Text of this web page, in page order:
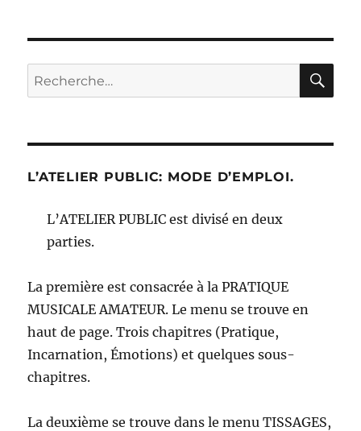
Recherche
pour :
L’ATELIER PUBLIC: MODE D’EMPLOI.
L’ATELIER PUBLIC est divisé en deux
parties.
La première est consacrée à la PRATIQUE
MUSICALE AMATEUR. Le menu se trouve en
haut de page. Trois chapitres (Pratique,
Incarnation, Émotions) et quelques sous-
chapitres.
La deuxième se trouve dans le menu TISSAGES,